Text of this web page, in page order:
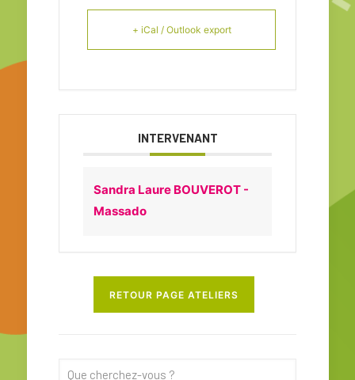
+ iCal / Outlook export
INTERVENANT
Sandra Laure BOUVEROT -
Massado
RETOUR PAGE ATELIERS